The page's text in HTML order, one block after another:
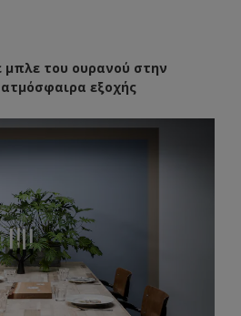
μπλε του ουρανού στην
εξοχής